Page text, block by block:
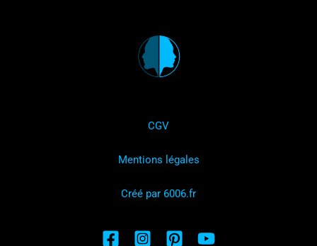
CGV
Mentions légales
Créé par 6006.fr